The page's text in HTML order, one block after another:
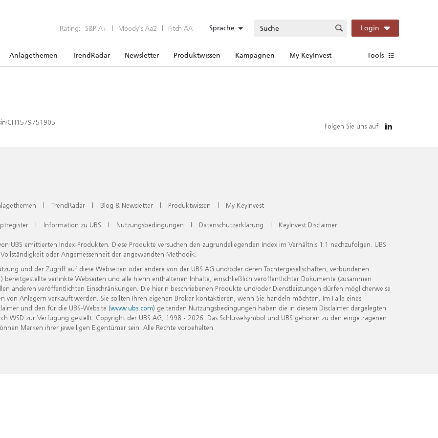
Rating: S&P A+ | Moody’s Aa2 | Fitch AA Sprache Login
Anlagethemen TrendRadar Newsletter Produktwissen Kampagnen My KeyInvest Tools
CH1579751905 Folgen Sie uns auf
| TrendRadar | Blog & Newsletter | Produktwissen | My KeyInvest
| Information zu UBS | Nutzungsbedingungen | Datenschutzerklärung | KeyInvest Disclaimer
UBS emittierten Index-Produkten. Diese Produkte versuchen den zugrundeliegenden Index im Verhältnis 1:1 nachzufolgen. UBS
oder Angemessenheit der angewandten Methodik.
und der Zugriff auf diese Webseiten oder andere von der UBS AG und/oder deren Tochtergesellschaften, verbundenen
verlinkte Webseiten und alle hierin enthaltenen Inhalte, einschließlich veröffentlichter Dokumente (zusammen
anderen veröffentlichten Einschränkungen. Die hierin beschriebenen Produkte und/oder Dienstleistungen dürfen möglicherweise
Anlegern verkauft werden. Sie sollten Ihren eigenen Broker kontaktieren, wenn Sie handeln möchten. Im Falle eines
und den für die UBS-Website (www.ubs.com) geltenden Nutzungsbedingungen haben die in diesem Disclaimer dargelegten
zur Verfügung gestellt. Copyright der UBS AG, 1998 - 2026. Das Schlüsselsymbol und UBS gehören zu den eingetragenen
Marken ihrer jeweiligen Eigentümer sein. Alle Rechte vorbehalten.